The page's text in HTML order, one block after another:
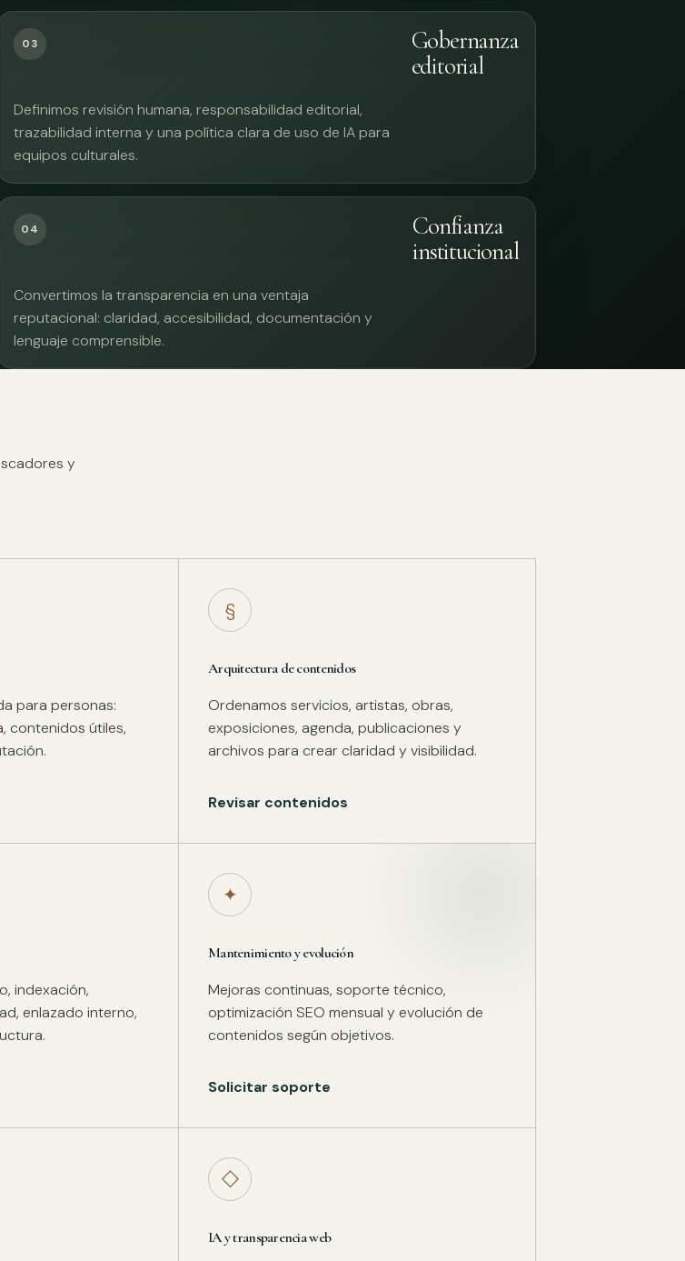
03
Gobernanza
editorial
Definimos revisión humana, responsabilidad editorial,
trazabilidad interna y una política clara de uso de IA para
equipos culturales.
04
Confianza
institucional
Convertimos la transparencia en una ventaja
reputacional: claridad, accesibilidad, documentación y
lenguaje comprensible.
y
para personas:
contenidos útiles,
§
Arquitectura de contenidos
Ordenamos servicios, artistas, obras,
exposiciones, agenda, publicaciones y
archivos para crear claridad y visibilidad.
Revisar contenidos
indexación,
enlazado interno,
✦
Mantenimiento y evolución
Mejoras continuas, soporte técnico,
optimización SEO mensual y evolución de
contenidos según objetivos.
Solicitar soporte
◇
IA y transparencia web